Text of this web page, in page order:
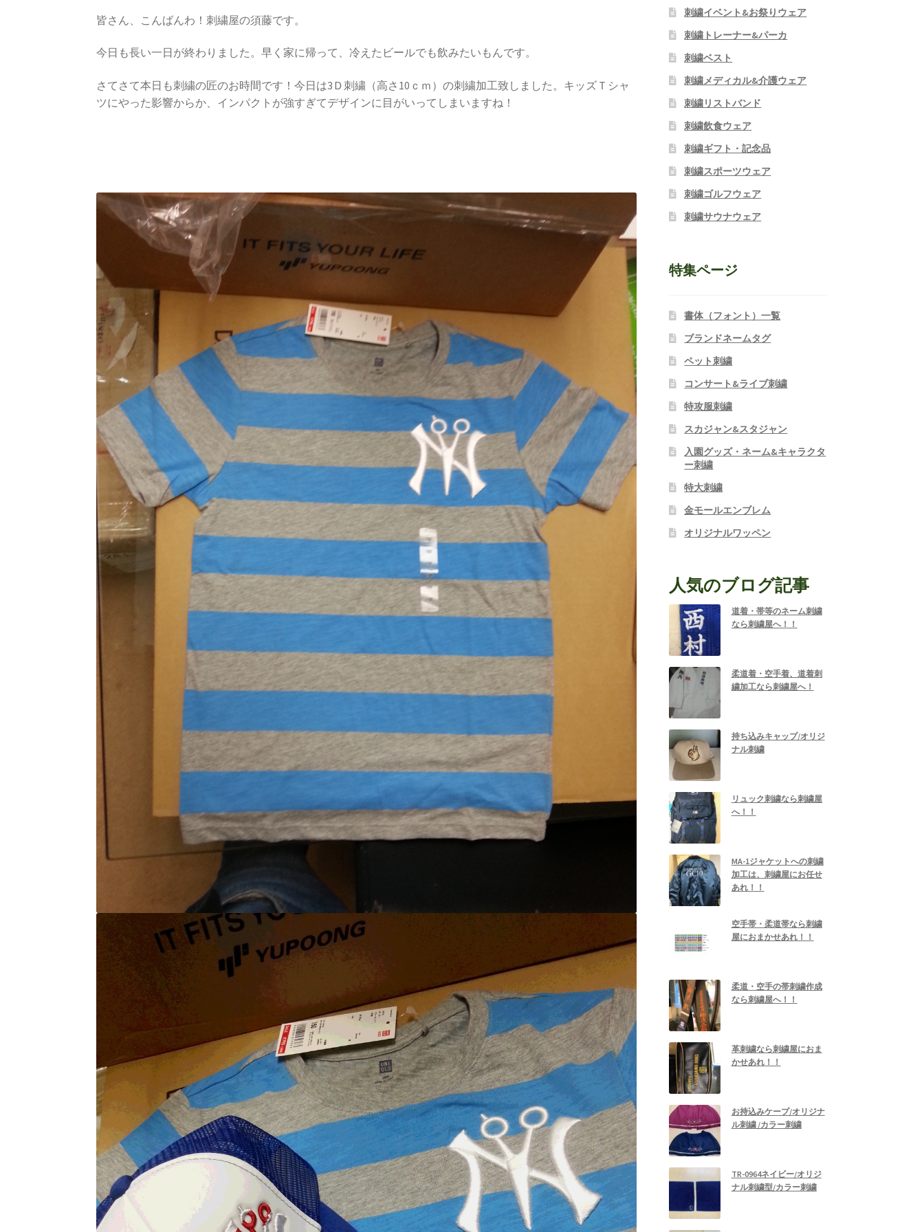
皆さん、こんばんわ！刺繍屋の須藤です。
今日も長い一日が終わりました。早く家に帰って、冷えたビールでも飲みたいもんです。
さてさて本日も刺繍の匠のお時間です！今日は3Ｄ刺繍（高さ10ｃｍ）の刺繍加工致しました。キッズＴシャ
ツにやった影響からか、インパクトが強すぎてデザインに目がいってしまいますね！
刺繍イベント&お祭りウェア
刺繍トレーナー&パーカ
刺繍ベスト
刺繍メディカル&介護ウェア
刺繍リストバンド
刺繍飲食ウェア
刺繍ギフト・記念品
刺繍スポーツウェア
刺繍ゴルフウェア
刺繍サウナウェア
特集ページ
書体（フォント）一覧
ブランドネームタグ
ペット刺繍
コンサート&ライブ刺繍
特攻服刺繍
スカジャン&スタジャン
入園グッズ・ネーム&キャラクタ
ー刺繍
特大刺繍
金モールエンブレム
オリジナルワッペン
人気のブログ記事
道着・帯等のネーム刺繍
なら刺繍屋へ！！
柔道着・空手着、道着刺
繍加工なら刺繍屋へ！
持ち込みキャップ/オリジ
ナル刺繍
リュック刺繍なら刺繍屋
へ！！
MA-1ジャケットへの刺繍
加工は、刺繍屋にお任せ
あれ！！
空手帯・柔道帯なら刺繍
屋におまかせあれ！！
柔道・空手の帯刺繍作成
なら刺繍屋へ！！
革刺繍なら刺繍屋におま
かせあれ！！
お持込みケープ/オリジナ
ル刺繍 /カラー刺繍
TR-0964ネイビー/オリジ
ナル刺繍型/カラー刺繍